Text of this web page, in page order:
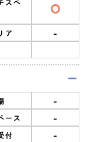
スペ
ア -
-
ース -
付 -